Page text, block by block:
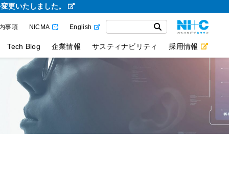
更いたしました。
事項 NICMA English
Tech Blog 企業情報 サスティナビリティ 採用情報